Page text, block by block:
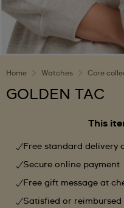
Home Watches Core
GOLDEN TAC
This
Free standard delivery
Secure online payment
Free gift message at
Satisfied or reimbursed